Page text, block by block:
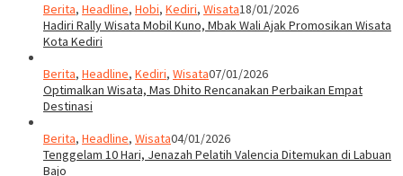
Berita, Headline, Hobi, Kediri, Wisata18/01/2026
Hadiri Rally Wisata Mobil Kuno, Mbak Wali Ajak Promosikan Wisata
Kota Kediri
Berita, Headline, Kediri, Wisata07/01/2026
Optimalkan Wisata, Mas Dhito Rencanakan Perbaikan Empat
Destinasi
Berita, Headline, Wisata04/01/2026
Tenggelam 10 Hari, Jenazah Pelatih Valencia Ditemukan di Labuan
Bajo